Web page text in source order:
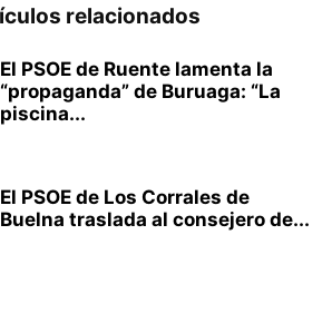
relacionados
El PSOE de Ruente lamenta la
“propaganda” de Buruaga: “La
piscina...
El PSOE de Los Corrales de
Buelna traslada al consejero de...